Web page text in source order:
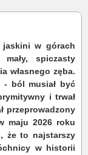
jaskini w górach
spiczasty
własnego zęba.
- ból musiał być
i trwał
przeprowadzony
maju 2026 roku
że to najstarszy
w historii